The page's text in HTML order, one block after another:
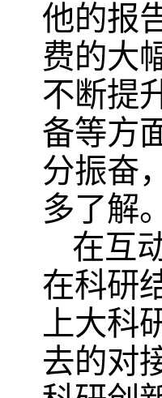
他的报
费的大
不断提
备等方
分振奋
多了解。
在互
在科研
上大科
去的对